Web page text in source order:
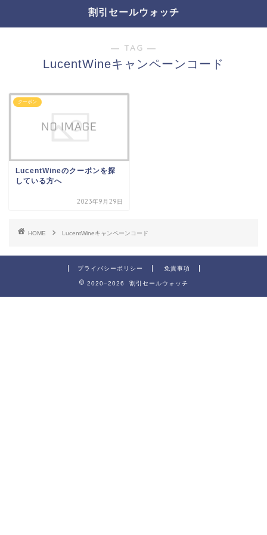
割引セールウォッチ
― TAG ―
LucentWineキャンペーンコード
クーポン
LucentWineのクーポンを探
している方へ
2023年9月29日
HOME LucentWineキャンペーンコード
プライバシーポリシー 免責事項
2020–2026 割引セールウォッチ